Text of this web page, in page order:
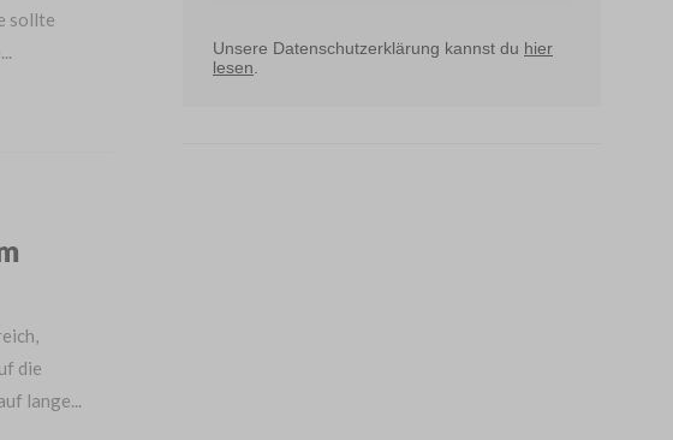
sollte
die
lange...
Unsere Datenschutzerklärung kannst du hier
lesen.